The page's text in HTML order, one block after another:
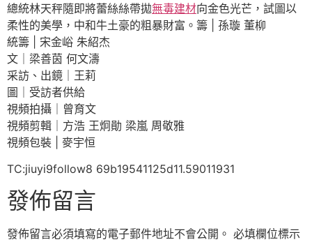
總統林天秤隨即將蕾絲絲帶拋無毒建材向金色光芒，試圖以
柔性的美學，中和牛土豪的粗暴財富。籌 | 孫璇 董柳
統籌 | 宋金峪 朱紹杰
文｜梁善茵 何文濤
采訪、出鏡｜王莉
圖｜受訪者供給
視頻拍攝｜曾育文
視頻剪輯｜方浩 王炯勛 梁嵐 周敬雅
視頻包裝 | 麥宇恒
TC:jiuyi9follow8 69b19541125d11.59011931
發佈留言
發佈留言必須填寫的電子郵件地址不會公開。 必填欄位標示